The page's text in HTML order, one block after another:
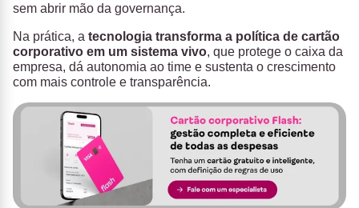
sem abrir mão da governança.
Na prática, a tecnologia transforma a política de cartão
corporativo em um sistema vivo, que protege o caixa da
empresa, dá autonomia ao time e sustenta o crescimento
com mais controle e transparência.